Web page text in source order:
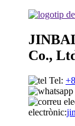
Co.,
Tel:
electrònic: